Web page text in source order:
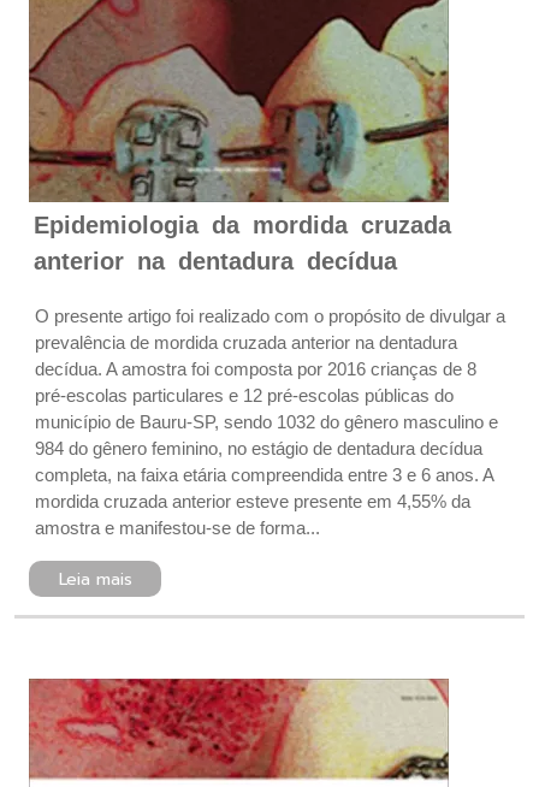
Epidemiologia da mordida cruzada
anterior na dentadura decídua
O presente artigo foi realizado com o propósito de divulgar a
prevalência de mordida cruzada anterior na dentadura
decídua. A amostra foi composta por 2016 crianças de 8
pré-escolas particulares e 12 pré-escolas públicas do
município de Bauru-SP, sendo 1032 do gênero masculino e
984 do gênero feminino, no estágio de dentadura decídua
completa, na faixa etária compreendida entre 3 e 6 anos. A
mordida cruzada anterior esteve presente em 4,55% da
amostra e manifestou-se de forma...
Leia mais